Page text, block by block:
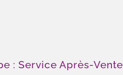
: Service Après-Vente